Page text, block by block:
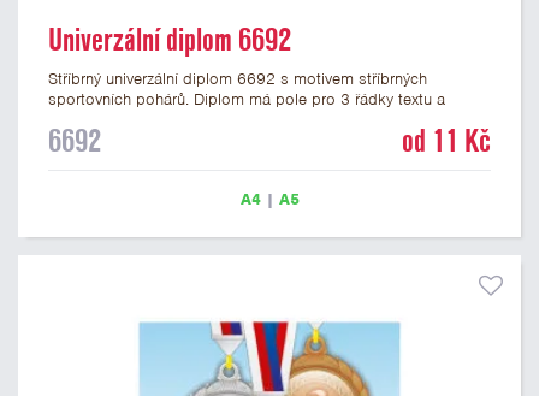
Univerzální diplom 6692
Stříbrný univerzální diplom 6692 s motivem stříbrných
sportovních pohárů. Diplom má pole pro 3 řádky textu a
formátu A4 a A5. Tento univerzální diplom je vhodný pro
motivem pohárů má gramáž 250 g/m2.
6692 od 11 Kč
A4| A5